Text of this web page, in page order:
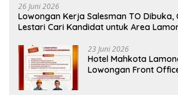
26 Juni 2026
Lowongan Kerja Salesman TO Dibuka,
Lestari Cari Kandidat untuk Area
23 Juni 2026
Hotel Mahkota
Lowongan Front